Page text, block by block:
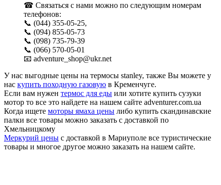
☎ Связаться с нами можно по следующим номерам
телефонов:
📞 (044) 355-05-25,
📞 (094) 855-05-73
📞 (098) 735-79-39
📞 (066) 570-05-01
📧 adventure_shop@ukr.net
У нас выгодные цены на термосы stanley, также Вы можете у
нас купить походную газовую в Кременчуге.
Если вам нужен термос для еды или хотите купить сузуки
мотор то все это найдете на нашем сайте adventurer.com.ua
Когда ищете моторы ямаха цены либо купить скандинавские
палки все товары можно заказать с доставкой по
Хмельницкому
Меркурий цены с доставкой в Мариуполе все туристические
товары и многое другое можно заказать на нашем сайте.